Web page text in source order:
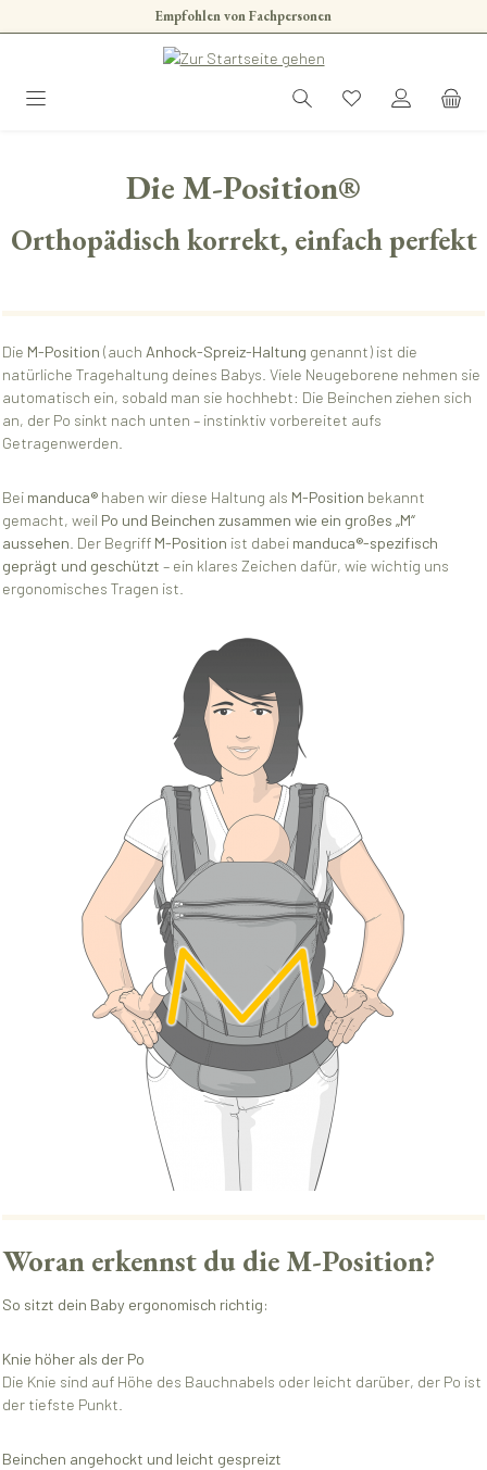
Zum Hauptinhalt springenEmpfohlen von Fachpersonen
Die M-Position®
Orthopädisch korrekt, einfach perfekt
Die M-Position (auch Anhock-Spreiz-Haltung genannt) ist die
natürliche Tragehaltung deines Babys. Viele Neugeborene nehmen sie
automatisch ein, sobald man sie hochhebt: Die Beinchen ziehen sich
an, der Po sinkt nach unten – instinktiv vorbereitet aufs
Getragenwerden.
Bei manduca® haben wir diese Haltung als M-Position bekannt
gemacht, weil Po und Beinchen zusammen wie ein großes „M“
aussehen . Der Begriff M-Position ist dabei manduca®-spezifisch
geprägt und geschützt – ein klares Zeichen dafür, wie wichtig uns
ergonomisches Tragen ist.
Woran erkennst du die M-Position?
So sitzt dein Baby ergonomisch richtig:
Knie höher als der Po
Die Knie sind auf Höhe des Bauchnabels oder leicht darüber, der Po ist
der tiefste Punkt.
Beinchen angehockt und leicht gespreizt